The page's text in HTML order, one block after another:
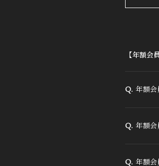
【年額会
Q. 年額会
Q. 年額会
Q. 年額会